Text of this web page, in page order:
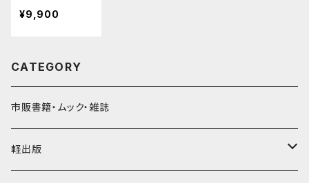
のほん」』『世界
のビール図鑑』2
¥9,900
CATEGORY
市販書籍・ムック・雑誌
軽出版